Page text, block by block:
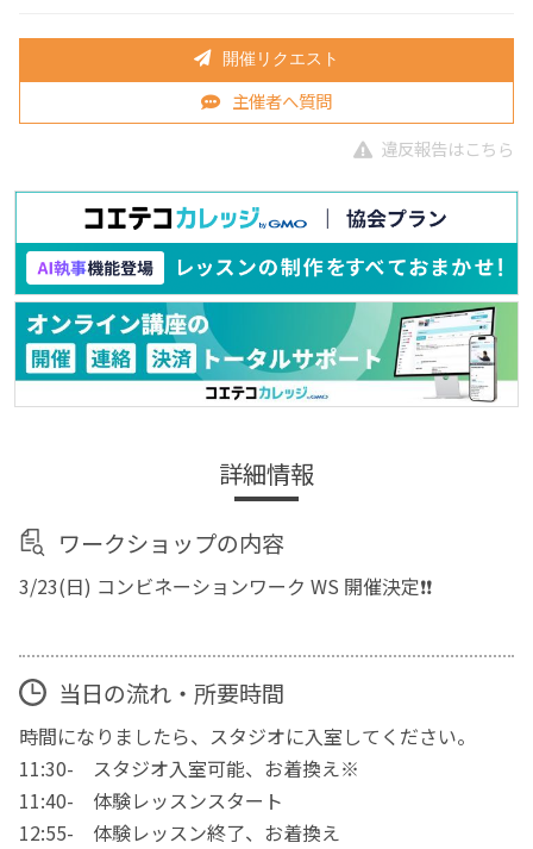
開催リクエスト
主催者へ質問
違反報告はこちら
詳細情報
ワークショップの内容
3/23(日) コンビネーションワーク WS 開催決定❗❗
当日の流れ・所要時間
時間になりましたら、スタジオに入室してください。
11:30- スタジオ入室可能、お着換え※
11:40- 体験レッスンスタート
12:55- 体験レッスン終了、お着換え